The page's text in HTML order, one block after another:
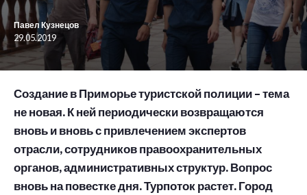
Павел Кузнецов
29.05.2019
Создание в Приморье туристской полиции – тема
не новая. К ней периодически возвращаются
вновь и вновь с привлечением экспертов
отрасли, сотрудников правоохранительных
органов, административных структур. Вопрос
вновь на повестке дня. Турпоток растет. Город